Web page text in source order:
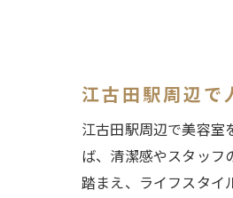
江古田駅周辺で
江古田駅周辺で美容室
ば、清潔感やスタッフ
踏まえ、ライフスタイ